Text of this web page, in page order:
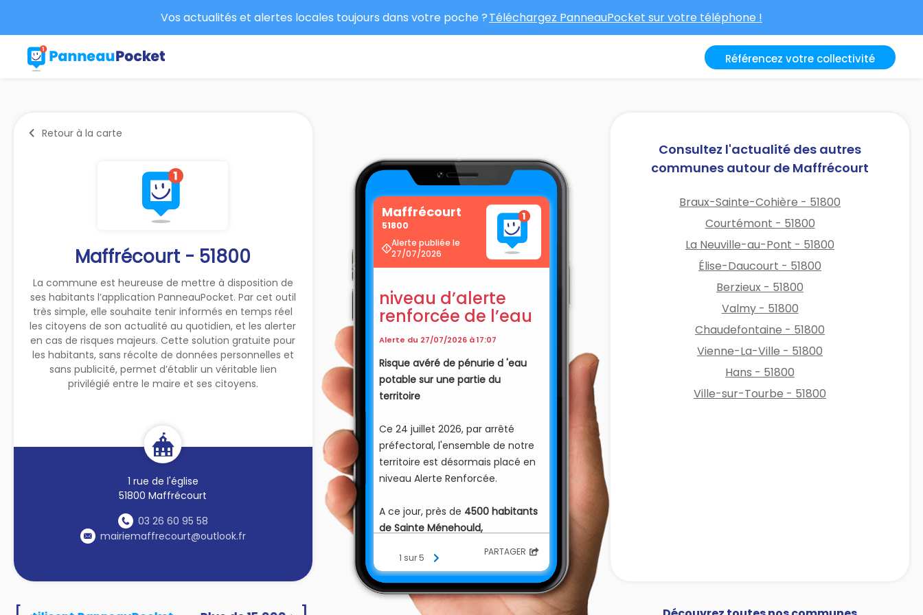
Vos actualités et alertes locales toujours dans votre poche ?Téléchargez PanneauPocket sur votre téléphone !
Référencez votre collectivité
Retour à la carte
Maffrécourt - 51800
La commune est heureuse de mettre à disposition de
ses habitants l’application PanneauPocket. Par cet outil
très simple, elle souhaite tenir informés en temps réel
les citoyens de son actualité au quotidien, et les alerter
en cas de risques majeurs. Cette solution gratuite pour
les habitants, sans récolte de données personnelles et
sans publicité, permet d’établir un véritable lien
privilégié entre le maire et ses citoyens.
1 rue de l'église
51800 Maffrécourt
03 26 60 95 58
mairiemaffrecourt@outlook.fr
Maffrécourt
51800
Alerte publiée le
27/07/2026
niveau d’alerte
renforcée de l’eau
Alerte du 27/07/2026 à 17:07
Risque avéré de pénurie d 'eau
potable sur une partie du
territoire
Ce 24 juillet 2026, par arrêté
préfectoral, l'ensemble de notre
territoire est désormais placé en
niveau Alerte Renforcée.
A ce jour, près de 4500 habitants
de Sainte Ménehould,
Chaudefontaine et Braux-Sainte-
Cohièresont confrontés à un
risque réel de pénurie d'eau
potable.
1 sur 5 PARTAGER
Consultez l'actualité des autres
communes autour de Maffrécourt
Braux-Sainte-Cohière - 51800
Courtémont - 51800
La Neuville-au-Pont - 51800
Élise-Daucourt - 51800
Berzieux - 51800
Valmy - 51800
Chaudefontaine - 51800
Vienne-La-Ville - 51800
Hans - 51800
Ville-sur-Tourbe - 51800